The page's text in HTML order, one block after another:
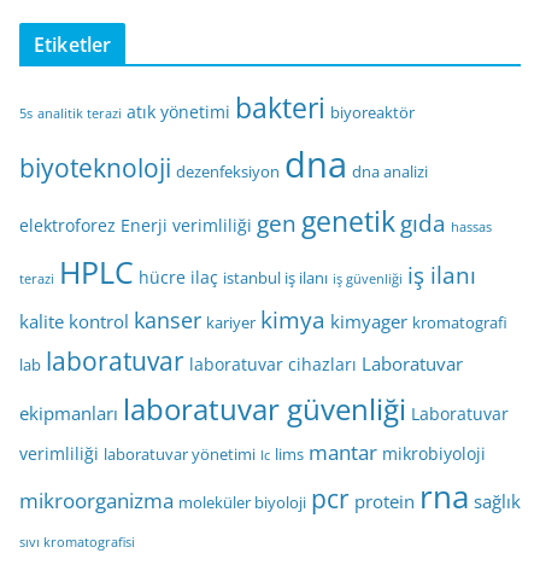
Etiketler
5s analitik terazi atık yönetimi bakteri biyoreaktör
biyoteknoloji dezenfeksiyon dna dna analizi
elektroforez Enerji verimliliği gen genetikgıda hassas
terazi HPLC hücre ilaç istanbul iş ilanı iş güvenliği iş ilanı
kalite kontrol kanser kariyer kimya kimyager kromatografi
lab laboratuvar laboratuvar cihazları Laboratuvar
ekipmanları laboratuvar güvenliği Laboratuvar
verimliliği laboratuvar yönetimi lc lims mantar mikrobiyoloji
mikroorganizma moleküler biyoloji pcr protein rna sağlık
sıvı kromatografisi